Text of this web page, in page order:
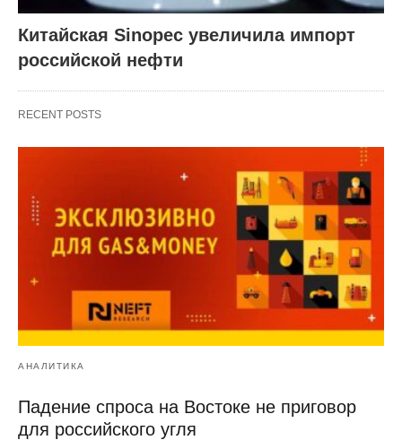
Китайская Sinopec увеличила импорт
российской нефти
RECENT POSTS
АНАЛИТИКА
Падение спроса на Востоке не приговор
для российского угля